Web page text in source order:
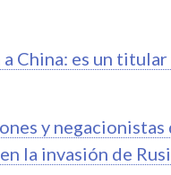
China: es un
y negacionistas
la invasión de